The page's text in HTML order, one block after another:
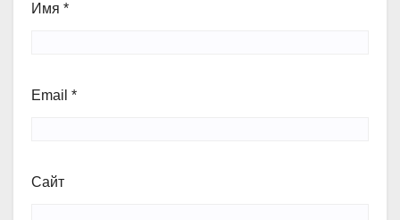
Имя *
Email *
Сайт